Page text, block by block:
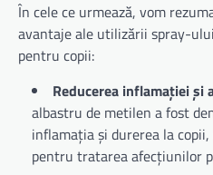
În cele ce urmează, vom
avantaje ale utilizării spray-
pentru copii:
Reducerea inflamației și
albastru de metilen a fost
inflamația și durerea la
pentru tratarea afecțiunilor